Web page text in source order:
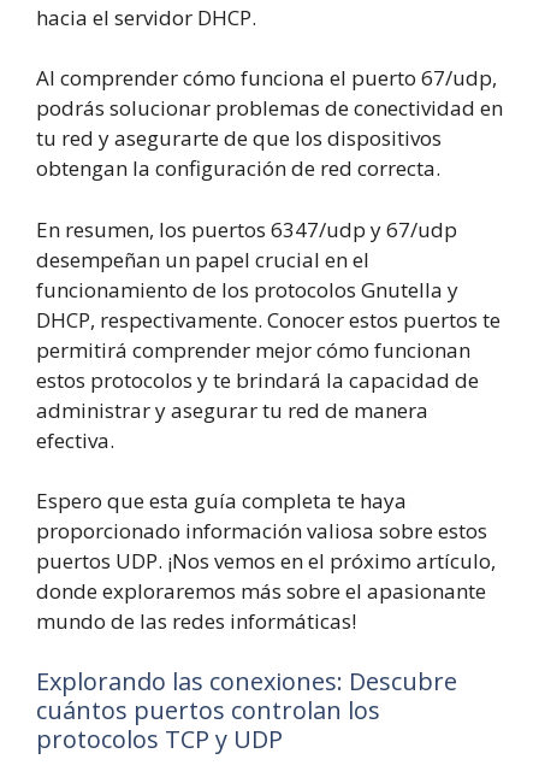
hacia el servidor DHCP.
Al comprender cómo funciona el puerto 67/udp,
podrás solucionar problemas de conectividad en
tu red y asegurarte de que los dispositivos
obtengan la configuración de red correcta.
En resumen, los puertos 6347/udp y 67/udp
desempeñan un papel crucial en el
funcionamiento de los protocolos Gnutella y
DHCP, respectivamente. Conocer estos puertos te
permitirá comprender mejor cómo funcionan
estos protocolos y te brindará la capacidad de
administrar y asegurar tu red de manera
efectiva.
Espero que esta guía completa te haya
proporcionado información valiosa sobre estos
puertos UDP. ¡Nos vemos en el próximo artículo,
donde exploraremos más sobre el apasionante
mundo de las redes informáticas!
Explorando las conexiones: Descubre
cuántos puertos controlan los
protocolos TCP y UDP